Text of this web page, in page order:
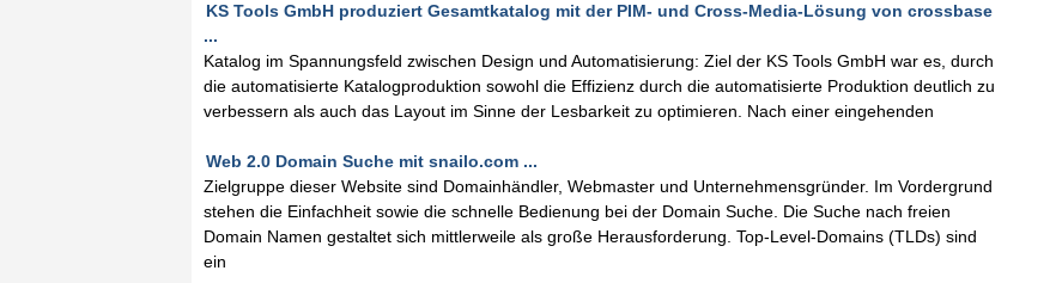
KS Tools GmbH produziert Gesamtkatalog mit der PIM- und Cross-Media-Lösung von crossbase
...
Katalog im Spannungsfeld zwischen Design und Automatisierung: Ziel der KS Tools GmbH war es, durch
die automatisierte Katalogproduktion sowohl die Effizienz durch die automatisierte Produktion deutlich zu
verbessern als auch das Layout im Sinne der Lesbarkeit zu optimieren. Nach einer eingehenden
Web 2.0 Domain Suche mit snailo.com ...
Zielgruppe dieser Website sind Domainhändler, Webmaster und Unternehmensgründer. Im Vordergrund
stehen die Einfachheit sowie die schnelle Bedienung bei der Domain Suche. Die Suche nach freien
Domain Namen gestaltet sich mittlerweile als große Herausforderung. Top-Level-Domains (TLDs) sind
ein